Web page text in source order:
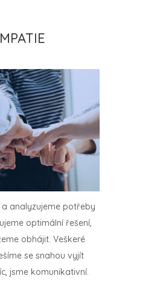
analyzujeme potřeby
optimální řešení,
obhájit. Veškeré
se snahou vyjít
jsme komunikativní.